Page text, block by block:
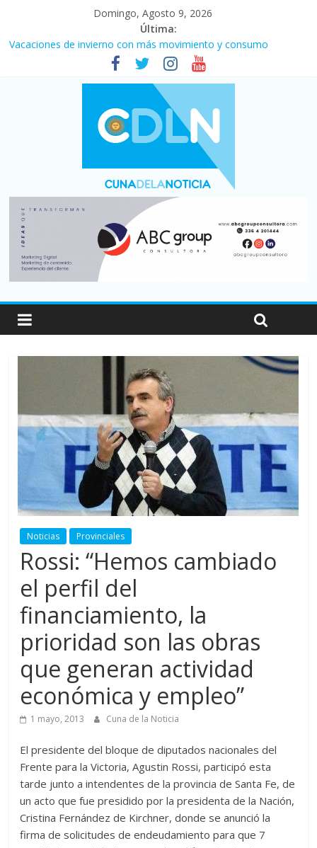
Domingo, Agosto 9, 2026
Última:
Vacaciones de invierno con más movimiento y consumo
turístico: 4,6 millones de personas viajaron por el país, un 5,9%
El agro argentino logró un récord histórico de exportaciones en
el primer semestre de 2026
Duelo internacional: Falleció Jorge Messi, el papá de Leo
La morosidad alcanzó su nivel más alto en dos décadas y ya
Desde que asumió Milei cerraron 41.000 kioscos: el sector
denuncia crisis como en 2001
Noticias Provinciales
Rossi: “Hemos cambiado
el perfil del
financiamiento, la
prioridad son las obras
que generan actividad
económica y empleo”
1 mayo, 2013 Cuna de la Noticia
El presidente del bloque de diputados nacionales del
Frente para la Victoria, Agustin Rossi, participó esta
tarde junto a intendentes de la provincia de Santa Fe, de
un acto que fue presidido por la presidenta de la Nación,
Cristina Fernández de Kirchner, donde se anunció la
firma de solicitudes de endeudamiento para que 7